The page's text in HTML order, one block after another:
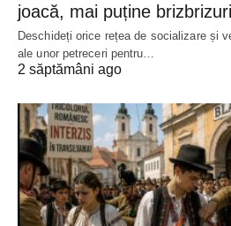
joacă, mai puține
Deschideți orice rețea de socializare și
ale unor petreceri pentru…
2 săptămâni ago